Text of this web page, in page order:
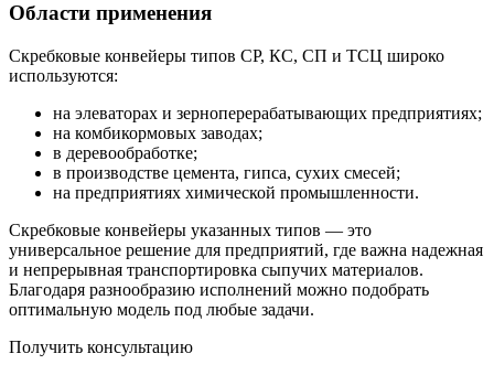
Области применения
Скребковые конвейеры типов СР, КС, СП и ТСЦ широко
используются:
на элеваторах и зерноперерабатывающих предприятиях;
на комбикормовых заводах;
в деревообработке;
в производстве цемента, гипса, сухих смесей;
на предприятиях химической промышленности.
Скребковые конвейеры указанных типов — это
универсальное решение для предприятий, где важна надежная
и непрерывная транспортировка сыпучих материалов.
Благодаря разнообразию исполнений можно подобрать
оптимальную модель под любые задачи.
Получить консультацию